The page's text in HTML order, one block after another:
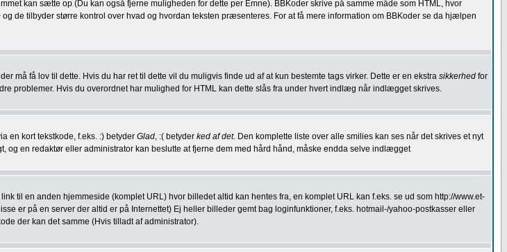
kan sætte op (Du kan også fjerne muligheden for dette per Emne). BBKoder skrive på samme måde som HTML, hvor
de tilbyder større kontrol over hvad og hvordan teksten præsenteres. For at få mere information om BBKoder se da hjælpen
må få lov til dette. Hvis du har ret til dette vil du muligvis finde ud af at kun bestemte tags virker. Dette er en ekstra sikkerhed for
problemer. Hvis du overordnet har mulighed for HTML kan dette slås fra under hvert indlæg når indlægget skrives.
en kort tekstkode, f.eks. :) betyder Glad, :( betyder ked af det. Den komplette liste over alle smilies kan ses når det skrives et nyt
en redaktør eller administrator kan beslutte at fjerne dem med hård hånd, måske endda selve indlægget
til en anden hjemmeside (komplet URL) hvor billedet altid kan hentes fra, en komplet URL kan f.eks. se ud som http://www.et-
er på en server der altid er på Internettet) Ej heller billeder gemt bag loginfunktioner, f.eks. hotmail-/yahoo-postkasser eller
der kan det samme (Hvis tilladt af administrator).